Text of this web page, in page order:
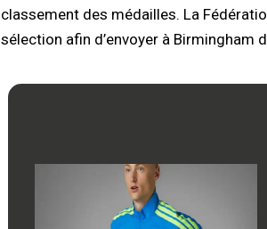
classement des médailles. La
sélection afin d’envoyer à Birmingham